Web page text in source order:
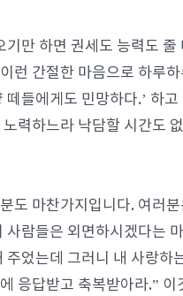
기만 하면 권세도 능력도
런 간절한 마음으로 하루
떼들에게도 민망하다.’ 하
력하느라 낙담할 시간도
도 마찬가지입니다. 여러
사람들은 외면하시겠다는
주었는데 그러니 내 사랑하
응답받고 축복받아라.”